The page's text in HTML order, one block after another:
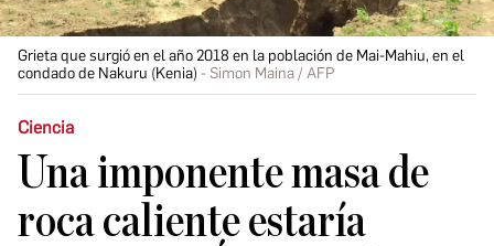
Grieta que surgió en el año 2018 en la población de Mai-Mahiu, en el
condado de Nakuru (Kenia)
Simon Maina / AFP
Ciencia
Una imponente masa de
roca caliente estaría